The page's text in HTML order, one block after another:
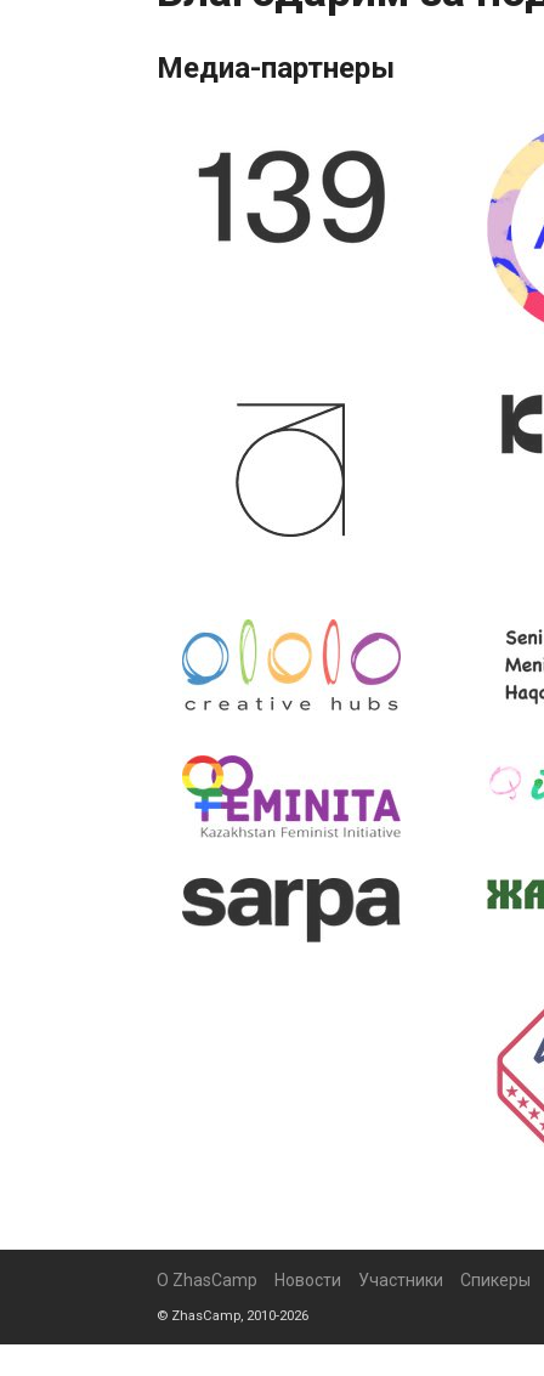
Медиа-партнеры
О ZhasCamp Новости Участники Спикеры
© ZhasCamp, 2010-2026